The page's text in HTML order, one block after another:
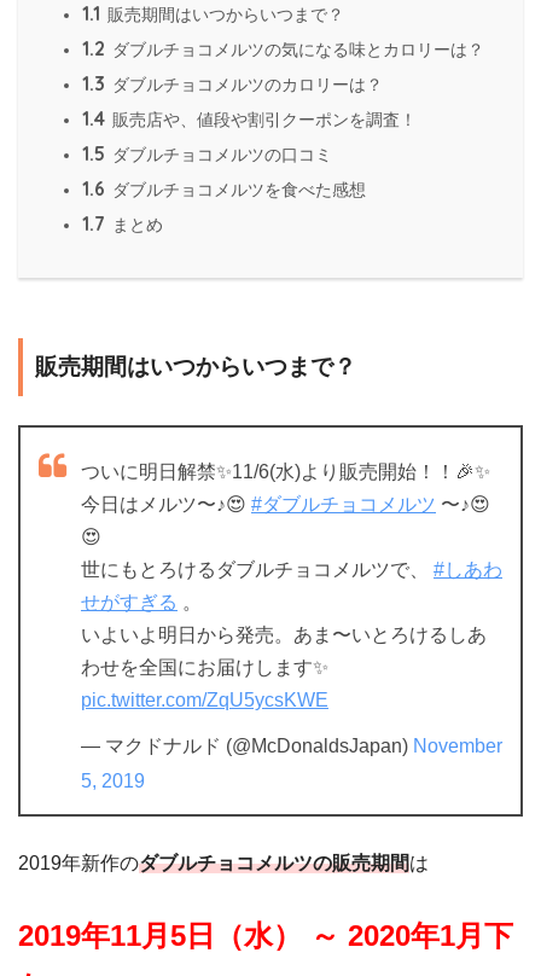
1.1 販売期間はいつからいつまで？
1.2 ダブルチョコメルツの気になる味とカロリーは？
1.3 ダブルチョコメルツのカロリーは？
1.4 販売店や、値段や割引クーポンを調査！
1.5 ダブルチョコメルツの口コミ
1.6 ダブルチョコメルツを食べた感想
1.7 まとめ
販売期間はいつからいつまで？
ついに明日解禁✨11/6(水)より販売開始！！🎉✨
今日はメルツ〜♪😍 #ダブルチョコメルツ 〜♪😍
😍
世にもとろけるダブルチョコメルツで、 #しあわ
せがすぎる 。
いよいよ明日から発売。あま〜いとろけるしあ
わせを全国にお届けします✨
pic.twitter.com/ZqU5ycsKWE
— マクドナルド (@McDonaldsJapan) November
5, 2019
2019年新作のダブルチョコメルツの販売期間は
2019年11月5 日（水） ～ 2020年1月下